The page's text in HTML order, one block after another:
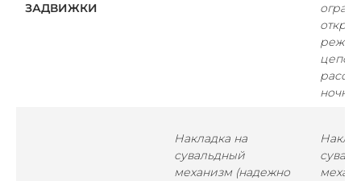
ЗАДВИЖКИ
Накладка на
сувальдный
механизм (надежно